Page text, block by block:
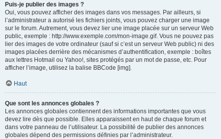
Puis-je publier des images ?
Oui, vous pouvez afficher des images dans vos messages. Par ailleurs, si
l’administrateur a autorisé les fichiers joints, vous pouvez charger une image
sur le forum. Autrement, vous devez lier une image placée sur un serveur Web
public, exemple : http://www.exemple.com/mon-image.gif. Vous ne pouvez pas
lier des images de votre ordinateur (sauf si c’est un serveur Web public) ni des
images placées derrière des mécanismes d’authentification, exemple : boîtes
aux lettres Hotmail ou Yahoo!, sites protégés par un mot de passe, etc. Pour
afficher l’image, utilisez la balise BBCode [img].
Haut
Que sont les annonces globales ?
Les annonces globales contiennent des informations importantes que vous
devez lire dès que possible. Elles apparaissent en haut de chaque forum et
dans votre panneau de l’utilisateur. La possibilité de publier des annonces
globales dépend des permissions définies par l’administrateur.